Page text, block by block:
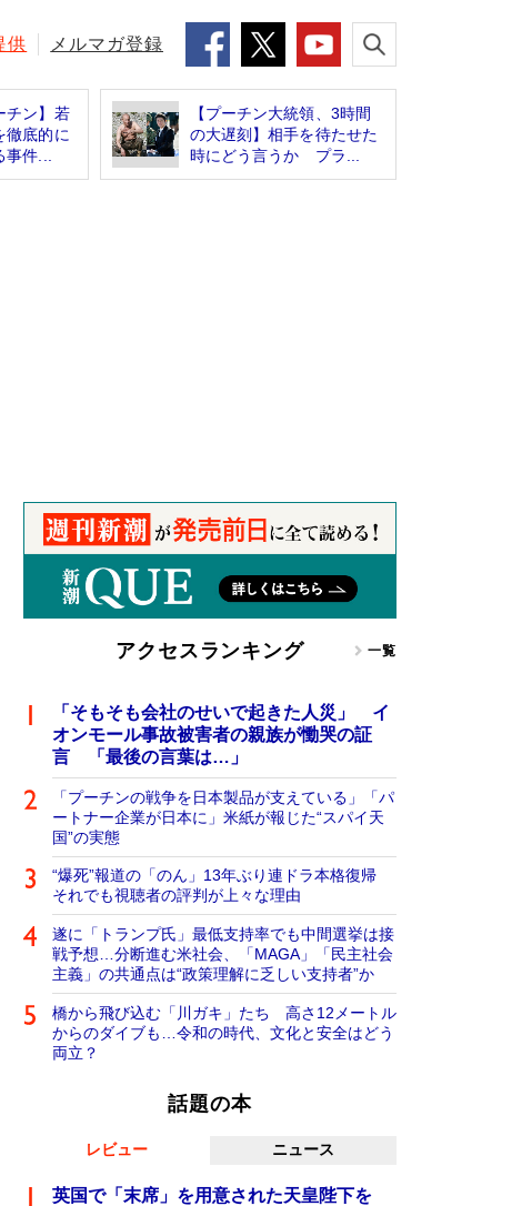
供 メルマガ登録
チン】若
徹底的に
件...
【プーチン大統領、3時間
の大遅刻】相手を待たせた
時にどう言うか プラ...
アクセスランキング 一覧
「そもそも会社のせいで起きた人災」 イ
オンモール事故被害者の親族が慟哭の証
言 「最後の言葉は…」
「プーチンの戦争を日本製品が支えている」「パ
ートナー企業が日本に」米紙が報じた“スパイ天
国”の実態
“爆死”報道の「のん」13年ぶり連ドラ本格復帰
それでも視聴者の評判が上々な理由
遂に「トランプ氏」最低支持率でも中間選挙は接
戦予想…分断進む米社会、「MAGA」「民主社会
主義」の共通点は“政策理解に乏しい支持者”か
橋から飛び込む「川ガキ」たち 高さ12メートル
からのダイブも…令和の時代、文化と安全はどう
両立？
話題の本
レビュー ニュース
英国で「末席」を用意された天皇陛下を